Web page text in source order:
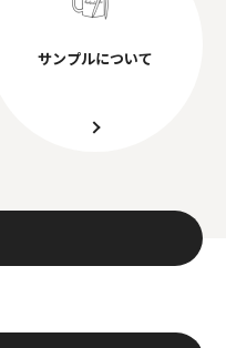
サンプルについて